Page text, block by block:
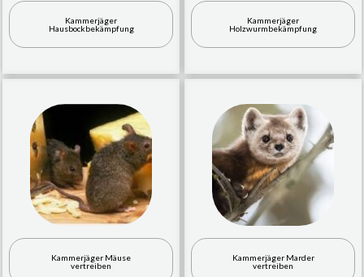
Kammerjäger
Hausbockbekämpfung
Kammerjäger
Holzwurmbekämpfung
Kammerjäger Mäuse
vertreiben
Kammerjäger Marder
vertreiben